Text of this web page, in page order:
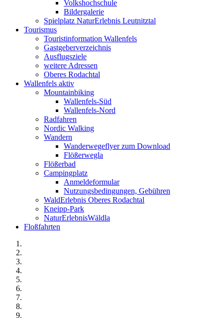
Volkshochschule
Bildergalerie
Spielplatz NaturErlebnis Leutnitztal
Tourismus
Touristinformation Wallenfels
Gastgeberverzeichnis
Ausflugsziele
weitere Adressen
Oberes Rodachtal
Wallenfels aktiv
Mountainbiking
Wallenfels-Süd
Wallenfels-Nord
Radfahren
Nordic Walking
Wandern
Wanderwegeflyer zum Download
Flößerwegla
Flößerbad
Campingplatz
Anmeldeformular
Nutzungsbedingungen, Gebühren
WaldErlebnis Oberes Rodachtal
Kneipp-Park
NaturErlebnisWäldla
Floßfahrten